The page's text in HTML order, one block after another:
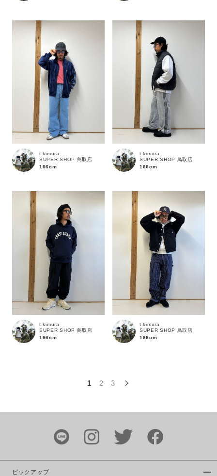
この条件で絞り込む
t.kimura
SUPER SHOP 鳥取店
166cm
t.kimura
SUPER SHOP 鳥取店
166cm
t.kimura
SUPER SHOP 鳥取店
166cm
t.kimura
SUPER SHOP 鳥取店
166cm
1 2 3
ピックアップ